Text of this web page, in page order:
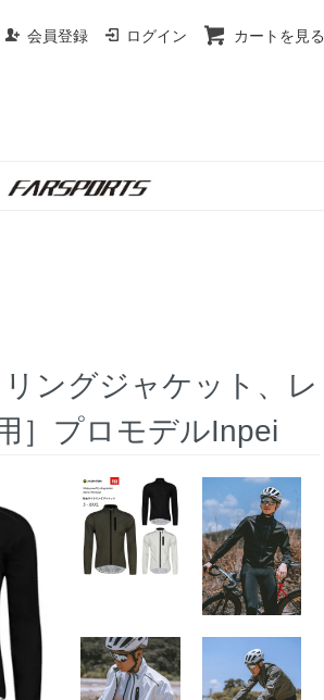
会員登録 ログイン カートを見る
ングジャケット、レ
］プロモデルInpei